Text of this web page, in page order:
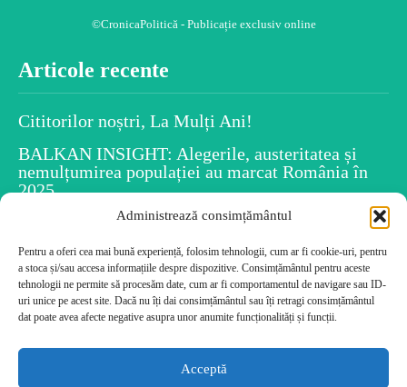
Administrează consimțământul
Pentru a oferi cea mai bună experiență, folosim tehnologii, cum ar fi cookie-uri, pentru
a stoca și/sau accesa informațiile despre dispozitive. Consimțământul pentru aceste
tehnologii ne permite să procesăm date, cum ar fi comportamentul de navigare sau ID-
uri unice pe acest site. Dacă nu îți dai consimțământul sau îți retragi consimțământul
dat poate avea afecte negative asupra unor anumite funcționalități și funcții.
Acceptă
©CronicaPolitică - Publicație exclusiv online
Articole recente
Cititorilor noștri, La Mulți Ani!
BALKAN INSIGHT: Alegerile, austeritatea și
nemulțumirea populației au marcat România în
2025
Spiritul Crăciunului este în fiecare dintre noi
Uiti numele persoanelor după ce le-ai întâlnit?
Psihologia dezvăluie caracteristicile tale!
Cele mai citite
Cititorilor noștri, La Mulți Ani!